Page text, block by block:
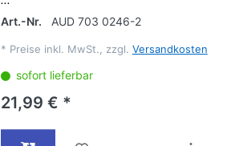
Art.-Nr.
AUD 703 0246-2
* Preise inkl. MwSt., zzgl. Versandkosten
sofort lieferbar
21,99 € *